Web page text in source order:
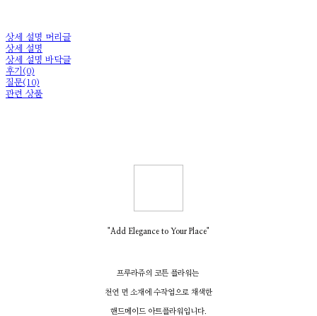
상세 설명 머리글
상세 설명
상세 설명 바닥글
후기(0)
질문(10)
관련 상품
"Add Elegance to Your Place"
프루라쥬의 코튼 플라워는
천연 면 소재에 수작업으로 채색한
핸드메이드 아트플라워입니다.